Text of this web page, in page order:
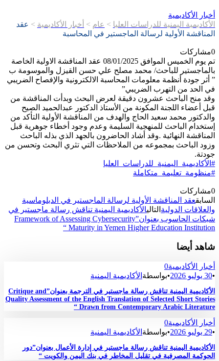
أخبار الأكاديمية
الأكاديمية اليمنية للدراسات العليا > عام > أخبار الأكاديمية > عقد
المناقشة الأولية لرسالة الماجستير في المحاسبة
0مشاركات
تم يوم الخميس الموافق 08/01/2025 عقد المناقشة الاولية الخاصة
بالماجستير للباحث/ محمد مصلح علي حسن القيزل والموسومة ب
” أثر جودة أنظمة معلومات المحاسبة الالكترونية والإفصاح الضريبي
في الحد من التهرب الضريبي”
وقد منح الباحث عشرون دقيقة لعرض البحث وبدأت المناقشة من
قبل أعضاء اللجنة المكونة من الأستاذ الدكتور عبدالحميد الصيح
والدكتور محمد سعيد الحاج والهدف من المناقشة الأولية التأكد من
إستخدام الباحث للمنهجية السليمة وعدم وجود أخطاء جوهرية قبل
المناقشة النهائية .وقد أشاد الحاضرون بالجهد الذي بذله الباحث
وزود الباحث بمجموعه من الملاحظات التي تثري البحث وتحسن من
جودتة.
#الأكاديمية_اليمنية_للدراسات_العليا
#منظومة_تعليمة_متكاملة
0مشاركات
السابقعقد المناقشة الأولية لرسالة الماجستير في الدبلوماسية
والعلاقات الدولية التاليالأكاديمية اليمنية تناقش رسالة ماجستير في
شبكات الحاسوب بعنوان”Framework of Assessing Cybersecurity
Maturity in Yemen Higher Education Institution “
شاهد أيضا
أخبار الأكاديمية0
•30 يوليو 2026 •بواسطة الأكاديمية اليمنية
الأكاديمية اليمنية تناقش رسالة ماجستير في الترجمة بعنوان”Critique and
Quality Assessment of the English Translation of Selected Short Stories
Drawn from Contemporary Arabic Literature “
أخبار الأكاديمية0
•29 يوليو 2026 •بواسطة الأكاديمية اليمنية
الأكاديمية اليمنية تناقش رسالة ماجستير في إدارة الأعمال بعنوان”دور
الحوكمة المصرفية في تقليل المخاطر في بنك اليمن والكويت “